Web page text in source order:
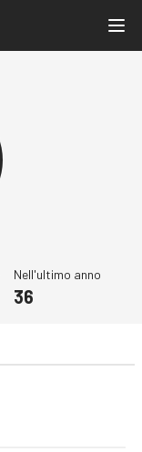
Nell'ultimo anno
36